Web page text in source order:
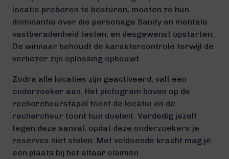
locatie proberen te besturen, moeten ze hun
dominantie over die personage Sanity en mentale
vastberadenheid testen, en desgewenst opstarten.
De winnaar behoudt de karaktercontrole terwijl de
verliezer zijn oplossing opbouwt.
Zodra alle locaties zijn geactiveerd, valt een
onderzoeker aan. Het pictogram boven op de
rechercheurstapel toont de locatie en de
rechercheur toont hun doelwit. Verdedig jezelf
tegen deze aanval, opdat deze onderzoekers je
reserves niet stelen. Met voldoende kracht mag je
een plaats bij het altaar claimen.